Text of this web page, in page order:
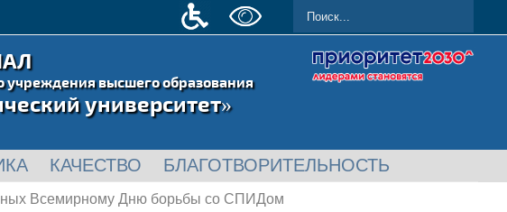
учреждения высшего образования
университет»
КАЧЕСТВО БЛАГОТВОРИТЕЛЬНОСТЬ
Всемирному Дню борьбы со СПИДом